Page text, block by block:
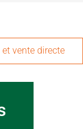
vente directe